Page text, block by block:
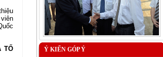
TỐ
Ý KIẾN GÓP Ý